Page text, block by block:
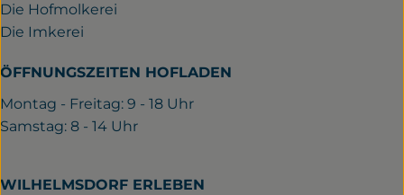
Die Hofmolkerei
Die Imkerei
ÖFFNUNGSZEITEN HOFLADEN
Montag - Freitag: 9 - 18 Uhr
Samstag: 8 - 14 Uhr
WILHELMSDORF ERLEBEN